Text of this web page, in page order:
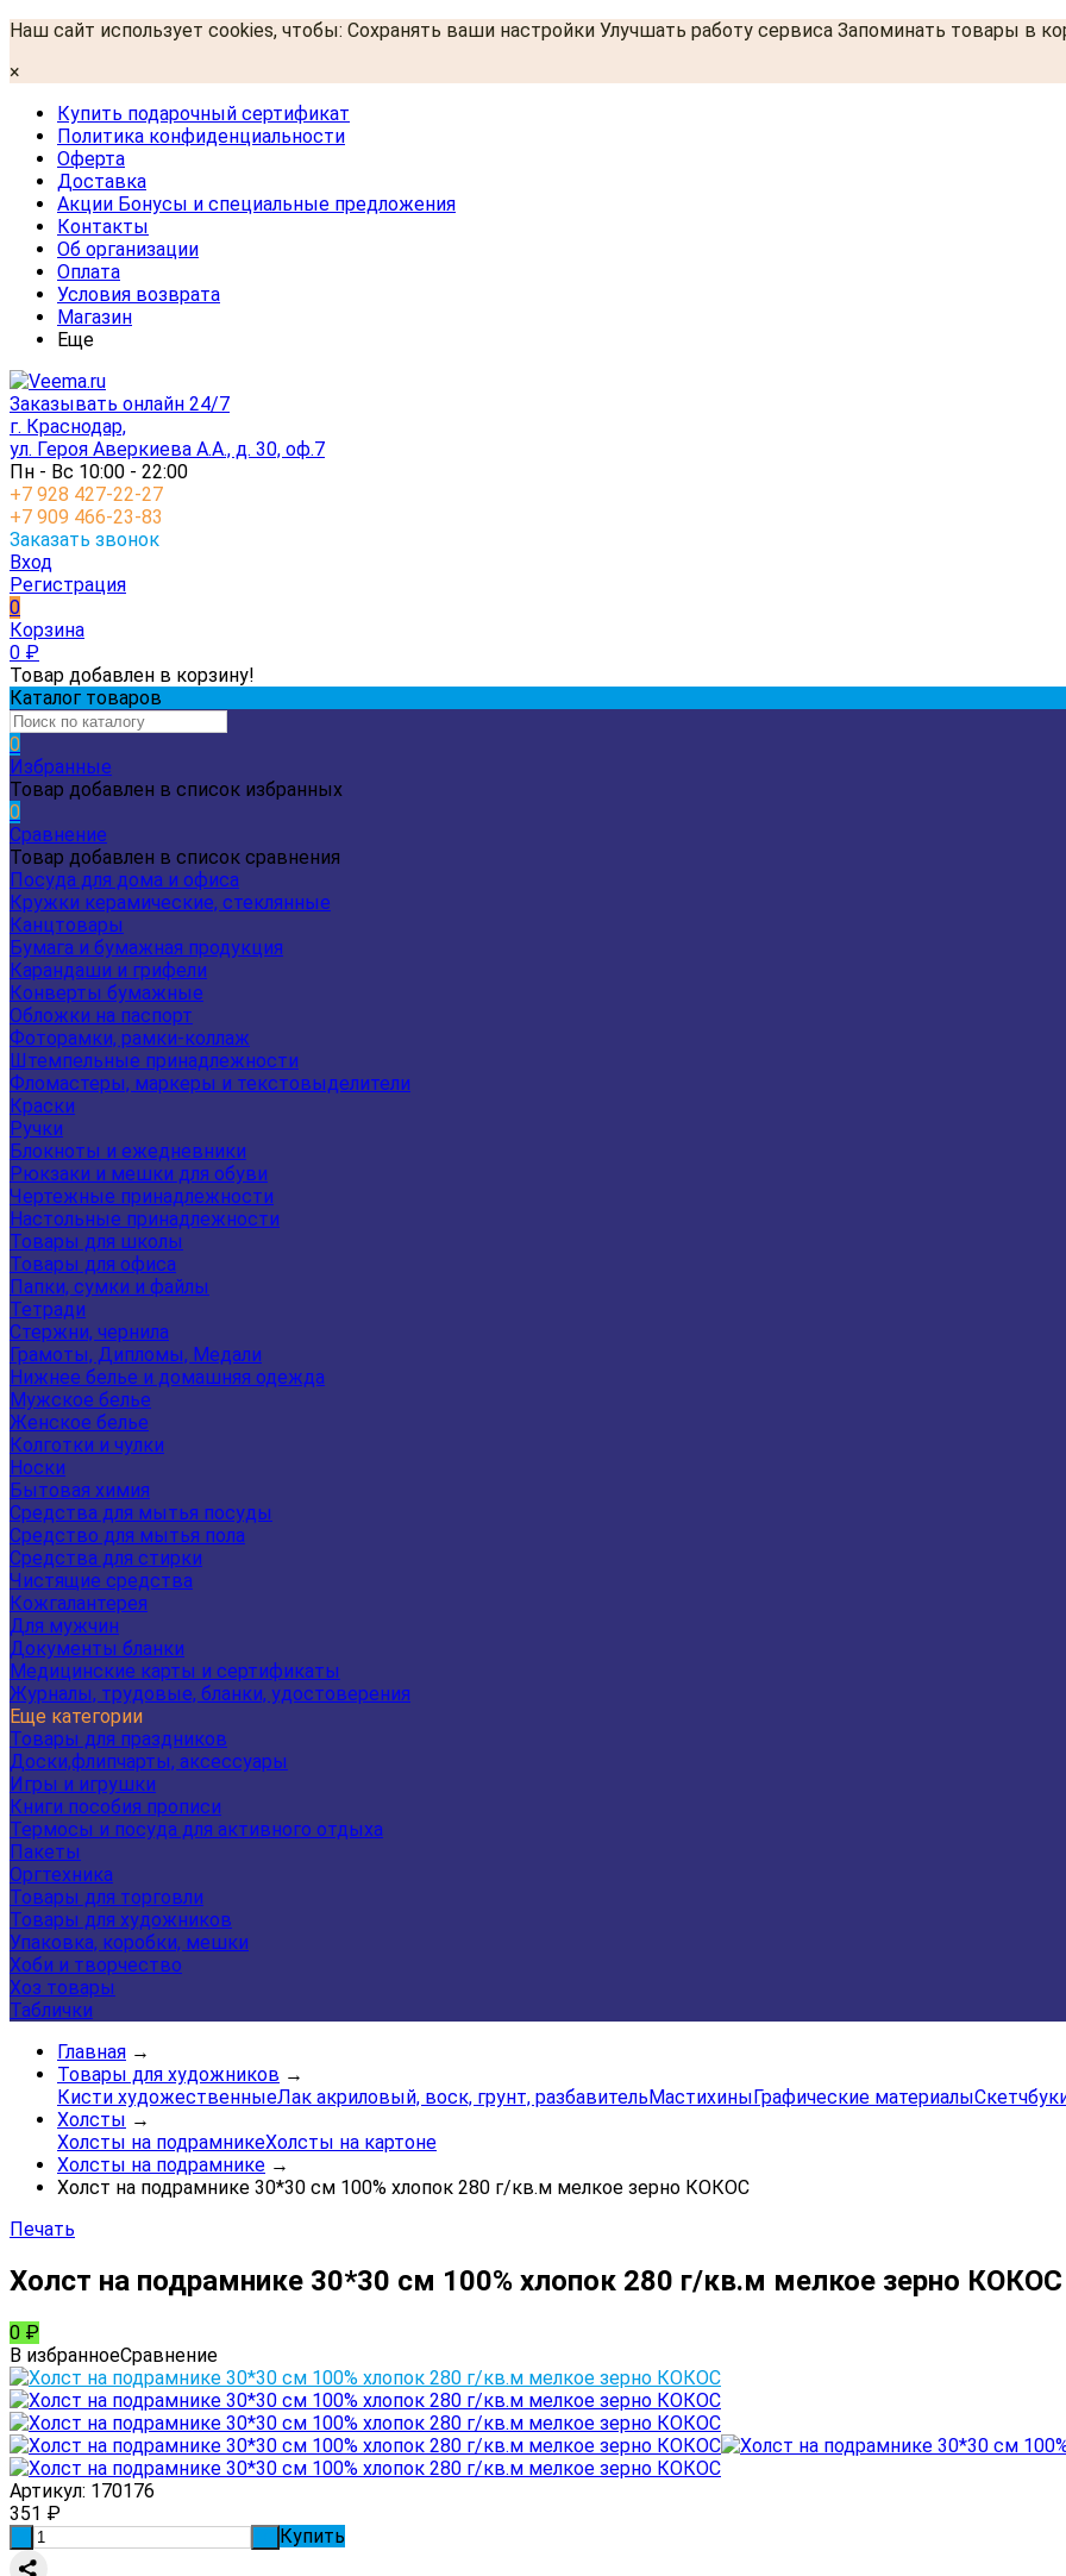
Наш сайт использует cookies, чтобы: Сохранять ваши настройки Улучшать работу сервиса Запоминать товары в
×
Купить подарочный сертификат
Политика конфиденциальности
Оферта
Доставка
Акции Бонусы и специальные предложения
Контакты
Об организации
Оплата
Условия возврата
Магазин
Еще
Заказывать онлайн 24/7
г. Краснодар,
ул. Героя Аверкиева А.А., д. 30, оф.7
Пн - Вс 10:00 - 22:00
+7 928 427-22-27
+7 909 466-23-83
Заказать звонок
Вход
Регистрация
0
Корзина
0 ₽
Товар добавлен в корзину!
Каталог товаров
0
Избранные
Товар добавлен в список избранных
0
Сравнение
Товар добавлен в список сравнения
Посуда для дома и офиса
Кружки керамические, стеклянные
Канцтовары
Бумага и бумажная продукция
Карандаши и грифели
Конверты бумажные
Обложки на паспорт
Фоторамки, рамки-коллаж
Штемпельные принадлежности
Фломастеры, маркеры и текстовыделители
Краски
Ручки
Блокноты и ежедневники
Рюкзаки и мешки для обуви
Чертежные принадлежности
Настольные принадлежности
Товары для школы
Товары для офиса
Папки, сумки и файлы
Тетради
Стержни, чернила
Грамоты, Дипломы, Медали
Нижнее белье и домашняя одежда
Мужское белье
Женское белье
Колготки и чулки
Носки
Бытовая химия
Средства для мытья посуды
Средство для мытья пола
Средства для стирки
Чистящие средства
Кожгалантерея
Для мужчин
Документы бланки
Медицинские карты и сертификаты
Журналы, трудовые, бланки, удостоверения
Еще категории
Товары для праздников
Доски,флипчарты, аксессуары
Игры и игрушки
Книги пособия прописи
Термосы и посуда для активного отдыха
Пакеты
Оргтехника
Товары для торговли
Товары для художников
Упаковка, коробки, мешки
Хоби и творчество
Хоз товары
Таблички
Главная →
Товары для художников →
Кисти художественныеЛак акриловый, воск, грунт, разбавительМастихиныГрафические материалы
Холсты →
Холсты на подрамникеХолсты на картоне
Холсты на подрамнике →
Холст на подрамнике 30*30 см 100% хлопок 280 г/кв.м мелкое зерно КОКОС
Печать
Холст на подрамнике 30*30 см 100% хлопок 280 г/кв.м мелкое зерно КОКОС
0 ₽
В избранноеСравнение
Артикул: 170176
351 ₽
Купить